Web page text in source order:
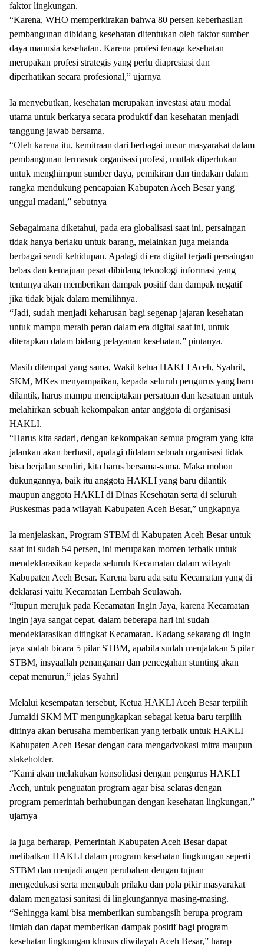
faktor lingkungan.
“Karena, WHO memperkirakan bahwa 80 persen keberhasilan
pembangunan dibidang kesehatan ditentukan oleh faktor sumber
daya manusia kesehatan. Karena profesi tenaga kesehatan
merupakan profesi strategis yang perlu diapresiasi dan
diperhatikan secara profesional,” ujarnya
Ia menyebutkan, kesehatan merupakan investasi atau modal
utama untuk berkarya secara produktif dan kesehatan menjadi
tanggung jawab bersama.
“Oleh karena itu, kemitraan dari berbagai unsur masyarakat dalam
pembangunan termasuk organisasi profesi, mutlak diperlukan
untuk menghimpun sumber daya, pemikiran dan tindakan dalam
rangka mendukung pencapaian Kabupaten Aceh Besar yang
unggul madani,” sebutnya
Sebagaimana diketahui, pada era globalisasi saat ini, persaingan
tidak hanya berlaku untuk barang, melainkan juga melanda
berbagai sendi kehidupan. Apalagi di era digital terjadi persaingan
bebas dan kemajuan pesat dibidang teknologi informasi yang
tentunya akan memberikan dampak positif dan dampak negatif
jika tidak bijak dalam memilihnya.
“Jadi, sudah menjadi keharusan bagi segenap jajaran kesehatan
untuk mampu meraih peran dalam era digital saat ini, untuk
diterapkan dalam bidang pelayanan kesehatan,” pintanya.
Masih ditempat yang sama, Wakil ketua HAKLI Aceh, Syahril,
SKM, MKes menyampaikan, kepada seluruh pengurus yang baru
dilantik, harus mampu menciptakan persatuan dan kesatuan untuk
melahirkan sebuah kekompakan antar anggota di organisasi
HAKLI.
“Harus kita sadari, dengan kekompakan semua program yang kita
jalankan akan berhasil, apalagi didalam sebuah organisasi tidak
bisa berjalan sendiri, kita harus bersama-sama. Maka mohon
dukungannya, baik itu anggota HAKLI yang baru dilantik
maupun anggota HAKLI di Dinas Kesehatan serta di seluruh
Puskesmas pada wilayah Kabupaten Aceh Besar,” ungkapnya
Ia menjelaskan, Program STBM di Kabupaten Aceh Besar untuk
saat ini sudah 54 persen, ini merupakan momen terbaik untuk
mendeklarasikan kepada seluruh Kecamatan dalam wilayah
Kabupaten Aceh Besar. Karena baru ada satu Kecamatan yang di
deklarasi yaitu Kecamatan Lembah Seulawah.
“Itupun merujuk pada Kecamatan Ingin Jaya, karena Kecamatan
ingin jaya sangat cepat, dalam beberapa hari ini sudah
mendeklarasikan ditingkat Kecamatan. Kadang sekarang di ingin
jaya sudah bicara 5 pilar STBM, apabila sudah menjalakan 5 pilar
STBM, insyaallah penanganan dan pencegahan stunting akan
cepat menurun,” jelas Syahril
Melalui kesempatan tersebut, Ketua HAKLI Aceh Besar terpilih
Jumaidi SKM MT mengungkapkan sebagai ketua baru terpilih
dirinya akan berusaha memberikan yang terbaik untuk HAKLI
Kabupaten Aceh Besar dengan cara mengadvokasi mitra maupun
stakeholder.
“Kami akan melakukan konsolidasi dengan pengurus HAKLI
Aceh, untuk penguatan program agar bisa selaras dengan
program pemerintah berhubungan dengan kesehatan lingkungan,”
ujarnya
Ia juga berharap, Pemerintah Kabupaten Aceh Besar dapat
melibatkan HAKLI dalam program kesehatan lingkungan seperti
STBM dan menjadi angen perubahan dengan tujuan
mengedukasi serta mengubah prilaku dan pola pikir masyarakat
dalam mengatasi sanitasi di lingkungannya masing-masing.
“Sehingga kami bisa memberikan sumbangsih berupa program
ilmiah dan dapat memberikan dampak positif bagi program
kesehatan lingkungan khusus diwilayah Aceh Besar,” harap